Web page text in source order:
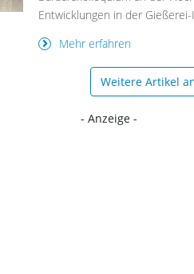
Entwicklungen in der Gießerei-
Mehr erfahren
Weitere Artikel
- Anzeige -